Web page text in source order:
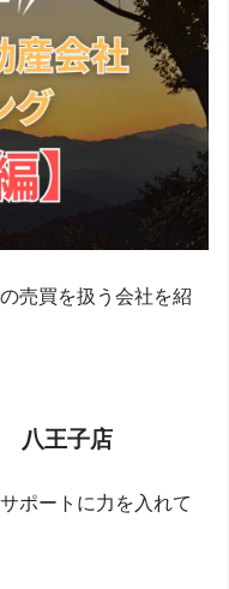
売買を扱う会社を紹
八王子店
ポートに力を入れて